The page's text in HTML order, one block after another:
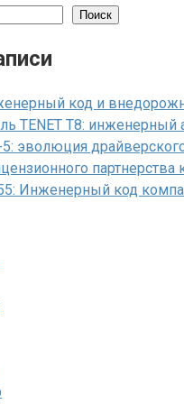
Поиск
код и
TENET T8: инженерный
5: эволюция
Инженерный код